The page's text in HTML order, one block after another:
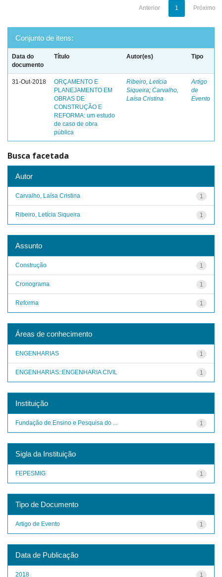
Anterior 1 Próximo
Conjunto de itens:
Data do
documento
Título Autor(es) Tipo
31-Out-2018
ORÇAMENTO E
PLANEJAMENTO EM
OBRAS DE
CONSTRUÇÃO E
REFORMA: um estudo
de caso de obra
pública
Ribeiro, Letícia
Siqueira; Carvalho,
Laísa Cristina
Artigo
de
Evento
Busca facetada
Autor
1
Carvalho, Laísa Cristina
1
Ribeiro, Letícia Siqueira
Assunto
1
Construção
1
Cronograma
1
Reforma
Áreas de conhecimento
1
ENGENHARIAS
1
ENGENHARIAS::ENGENHARIA CIVIL
Instituição
1
Fundação de Ensino e Pesquisa do ...
Sigla da Instituição
1
FEPESMIG
Tipo de Documento
1
Artigo de Evento
Data de Publicação
1
2018